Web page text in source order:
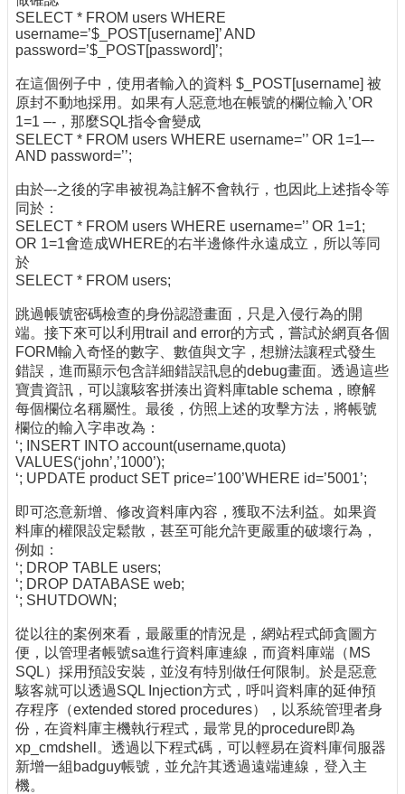
SELECT * FROM users WHERE
username=’$_POST[username]’ AND
password=’$_POST[password]’;
在這個例子中，使用者輸入的資料 $_POST[username] 被
原封不動地採用。如果有人惡意地在帳號的欄位輸入’OR
1=1 –-，那麼SQL指令會變成
SELECT * FROM users WHERE username=’’ OR 1=1–-
AND password=’’;
由於–-之後的字串被視為註解不會執行，也因此上述指令等
同於：
SELECT * FROM users WHERE username=’’ OR 1=1;
OR 1=1會造成WHERE的右半邊條件永遠成立，所以等同
於
SELECT * FROM users;
跳過帳號密碼檢查的身份認證畫面，只是入侵行為的開
端。接下來可以利用trail and error的方式，嘗試於網頁各個
FORM輸入奇怪的數字、數值與文字，想辦法讓程式發生
錯誤，進而顯示包含詳細錯誤訊息的debug畫面。透過這些
寶貴資訊，可以讓駭客拼湊出資料庫table schema，瞭解
每個欄位名稱屬性。最後，仿照上述的攻擊方法，將帳號
欄位的輸入字串改為：
‘; INSERT INTO account(username,quota)
VALUES(‘john’,’1000’);
‘; UPDATE product SET price=’100’WHERE id=’5001’;
即可恣意新增、修改資料庫內容，獲取不法利益。如果資
料庫的權限設定鬆散，甚至可能允許更嚴重的破壞行為，
例如：
‘; DROP TABLE users;
‘; DROP DATABASE web;
‘; SHUTDOWN;
從以往的案例來看，最嚴重的情況是，網站程式師貪圖方
便，以管理者帳號sa進行資料庫連線，而資料庫端（MS
SQL）採用預設安裝，並沒有特別做任何限制。於是惡意
駭客就可以透過SQL Injection方式，呼叫資料庫的延伸預
存程序（extended stored procedures），以系統管理者身
份，在資料庫主機執行程式，最常見的procedure即為
xp_cmdshell。透過以下程式碼，可以輕易在資料庫伺服器
新增一組badguy帳號，並允許其透過遠端連線，登入主
機。